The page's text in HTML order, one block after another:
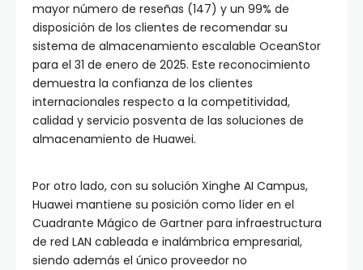
mayor número de reseñas (147) y un 99% de
disposición de los clientes de recomendar su
sistema de almacenamiento escalable OceanStor
para el 31 de enero de 2025. Este reconocimiento
demuestra la confianza de los clientes
internacionales respecto a la competitividad,
calidad y servicio posventa de las soluciones de
almacenamiento de Huawei.
Por otro lado, con su solución Xinghe AI Campus,
Huawei mantiene su posición como líder en el
Cuadrante Mágico de Gartner para infraestructura
de red LAN cableada e inalámbrica empresarial,
siendo además el único proveedor no